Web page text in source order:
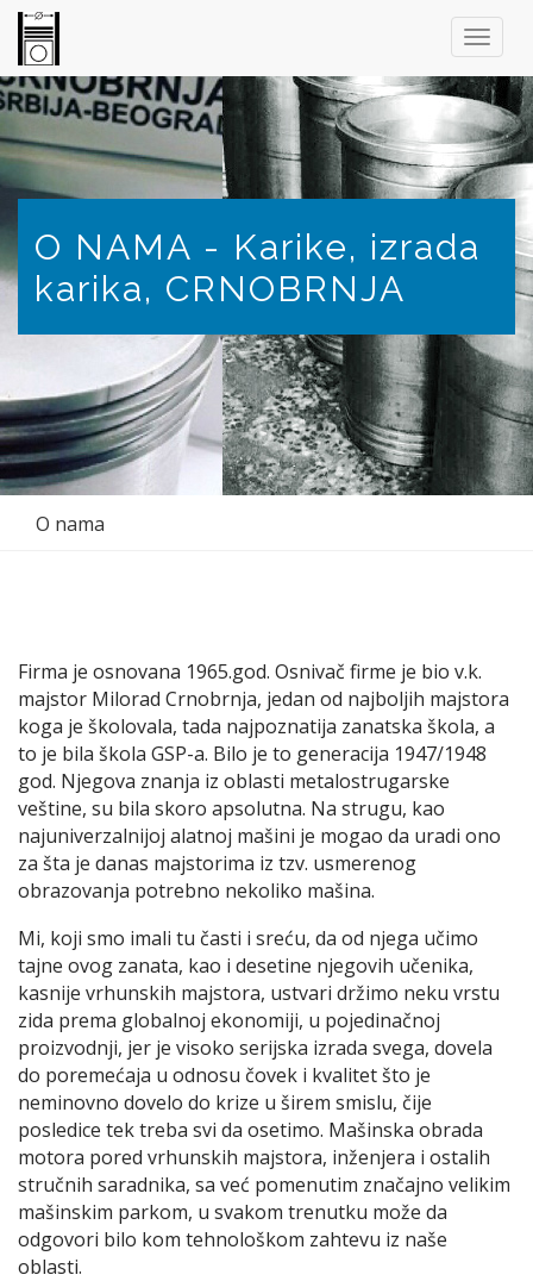
O NAMA - Karike, izrada
karika, CRNOBRNJA
O nama
Firma je osnovana 1965.god. Osnivač firme je bio v.k.
majstor Milorad Crnobrnja, jedan od najboljih majstora
koga je školovala, tada najpoznatija zanatska škola, a
to je bila škola GSP-a. Bilo je to generacija 1947/1948
god. Njegova znanja iz oblasti metalostrugarske
veštine, su bila skoro apsolutna. Na strugu, kao
najuniverzalnijoj alatnoj mašini je mogao da uradi ono
za šta je danas majstorima iz tzv. usmerenog
obrazovanja potrebno nekoliko mašina.
Mi, koji smo imali tu časti i sreću, da od njega učimo
tajne ovog zanata, kao i desetine njegovih učenika,
kasnije vrhunskih majstora, ustvari držimo neku vrstu
zida prema globalnoj ekonomiji, u pojedinačnoj
proizvodnji, jer je visoko serijska izrada svega, dovela
do poremećaja u odnosu čovek i kvalitet što je
neminovno dovelo do krize u širem smislu, čije
posledice tek treba svi da osetimo. Mašinska obrada
motora pored vrhunskih majstora, inženjera i ostalih
stručnih saradnika, sa već pomenutim značajno velikim
mašinskim parkom, u svakom trenutku može da
odgovori bilo kom tehnološkom zahtevu iz naše
oblasti.